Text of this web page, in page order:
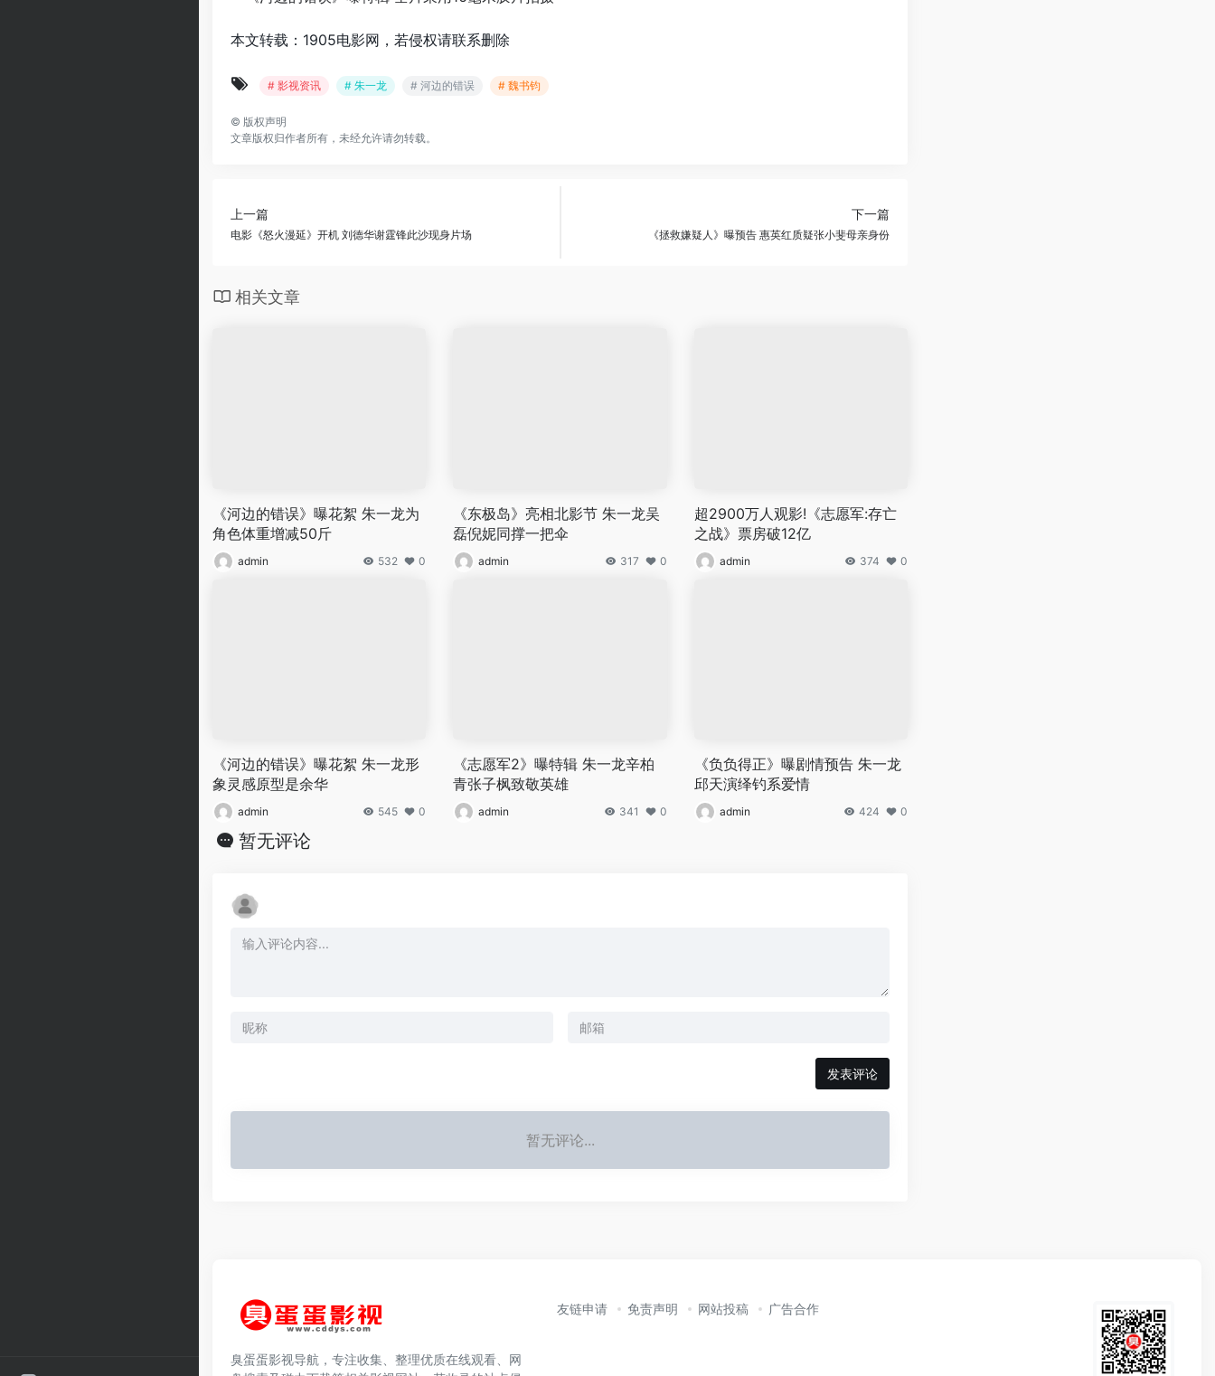
本文转载：1905电影网，若侵权请联系删除
# 影视资讯 # 朱一龙 # 河边的错误 # 魏书钧
© 版权声明
文章版权归作者所有，未经允许请勿转载。
上一篇
电影《怒火漫延》开机 刘德华谢霆锋此沙现身片场
下一篇
《拯救嫌疑人》曝预告 惠英红质疑张小斐母亲身份
相关文章
《河边的错误》曝花絮 朱一龙为
角色体重增减50斤
admin 532 0
《东极岛》亮相北影节 朱一龙吴
磊倪妮同撑一把伞
admin 317 0
超2900万人观影!《志愿军:存亡
之战》票房破12亿
admin 374 0
《河边的错误》曝花絮 朱一龙形
象灵感原型是余华
admin 545 0
《志愿军2》曝特辑 朱一龙辛柏
青张子枫致敬英雄
admin 341 0
《负负得正》曝剧情预告 朱一龙
邱天演绎钓系爱情
admin 424 0
暂无评论
发表评论
暂无评论...
臭蛋蛋影视导航，专注收集、整理优质在线观看、网
友链申请 免责声明 网站投稿 广告合作